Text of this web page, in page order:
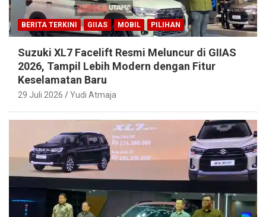
BERITA TERKINI GIIAS MOBIL PILIHAN
Suzuki XL7 Facelift Resmi Meluncur di GIIAS
2026, Tampil Lebih Modern dengan Fitur
Keselamatan Baru
29 Juli 2026 Yudi Atmaja